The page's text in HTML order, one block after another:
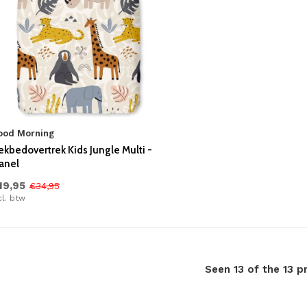
Morning
Kids Jungle Multi -
€34,95
btw
Seen 13 of the 13